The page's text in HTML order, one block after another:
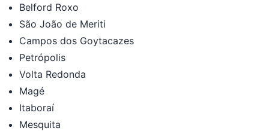
Belford Roxo
São João de Meriti
Campos dos Goytacazes
Petrópolis
Volta Redonda
Magé
Itaboraí
Mesquita